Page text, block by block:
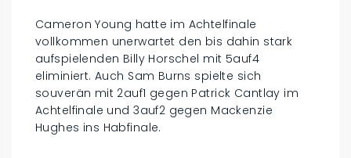
Cameron Young hatte im Achtelfinale
vollkommen unerwartet den bis dahin stark
aufspielenden Billy Horschel mit 5auf4
eliminiert. Auch Sam Burns spielte sich
souverän mit 2auf1 gegen Patrick Cantlay im
Achtelfinale und 3auf2 gegen Mackenzie
Hughes ins Habfinale.